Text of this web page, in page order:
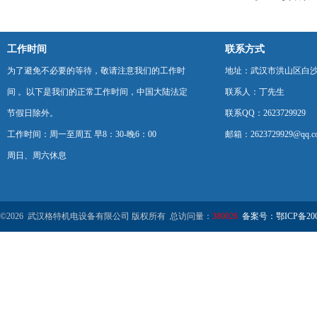
工作时间
为了避免不必要的等待，敬请注意我们的工作时
间 。以下是我们的正常工作时间，中国大陆法定
节假日除外。
工作时间：周一至周五 早8：30-晚6：00
周日、周六休息
联系方式
地址：武汉市洪山区白
联系人：丁先生
联系QQ：2623729929
邮箱：
©2026 武汉格特机电设备有限公司 版权所有 总访问量： 380026 备案号：鄂ICP备